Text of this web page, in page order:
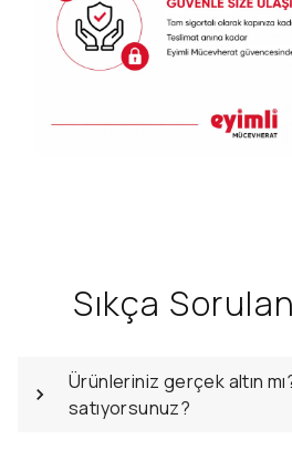
Sıkça
Ürünleriniz gerçek altın
satıyorsunuz?